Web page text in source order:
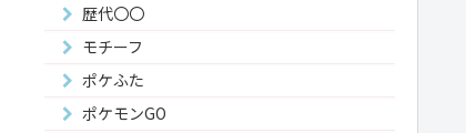
歴代〇〇
モチーフ
ポケふた
ポケモンGO